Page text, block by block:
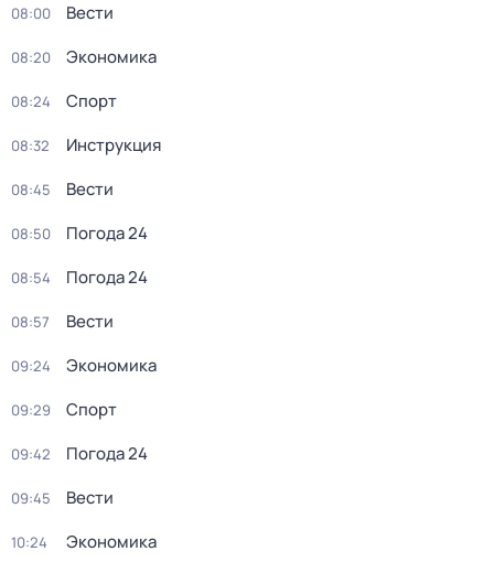
08:00 Вести
08:20 Экономика
08:24 Спорт
08:32 Инструкция
08:45 Вести
08:50 Погода 24
08:54 Погода 24
08:57 Вести
09:24 Экономика
09:29 Спорт
09:42 Погода 24
09:45 Вести
10:24 Экономика